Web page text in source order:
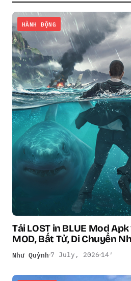
HÀNH ĐỘNG
Tải LOST in BLUE Mod
MOD, Bất Tử, Di Chuyển
Như Quỳnh 7 July, 2026 14′